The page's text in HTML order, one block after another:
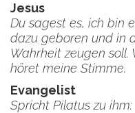
Jesus
Du sagest es, ich bin
dazu geboren und in
Wahrheit zeugen
höret meine Stimme.
Evangelist
Spricht Pilatus zu ihm: